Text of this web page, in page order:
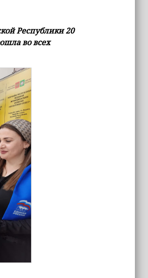
Республики 20
во всех